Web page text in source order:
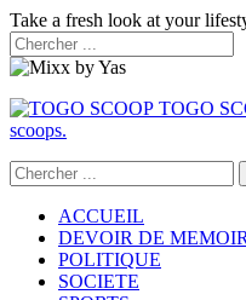
Take a fresh look at your
TOGO
scoops.
ACCUEIL
DEVOIR DE
POLITIQUE
SOCIETE